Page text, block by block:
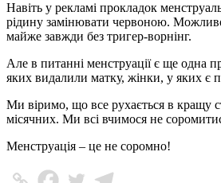
Навіть у рекламі прокладок
рідину замінювати червоною.
майже завжди без тригер-ворнінг.
Але в питанні менструації є ще одна
яких видалили матку, жінки, у яких є
Ми віримо, що все рухається в кращу
місячних. Ми всі вчимося не
Менструація – це не соромно!